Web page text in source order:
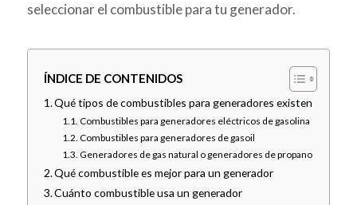
seleccionar el combustible para tu generador.
ÍNDICE DE CONTENIDOS
Qué tipos de combustibles para generadores existen
Combustibles para generadores eléctricos de gasolina
Combustibles para generadores de gasoil
Generadores de gas natural o generadores de propano
Qué combustible es mejor para un generador
Cuánto combustible usa un generador